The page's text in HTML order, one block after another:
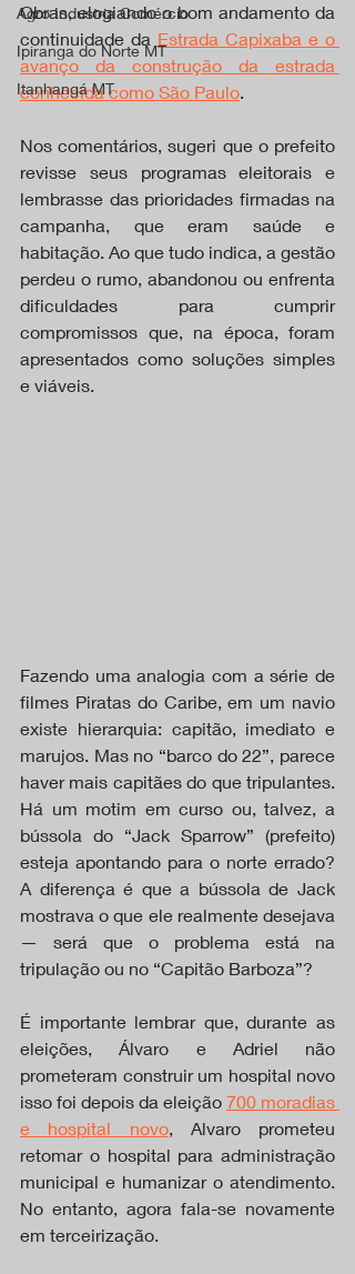
Agro Industria Comércio
Ipiranga do Norte MT
Itanhangá MT
Obras, elogiando o bom andamento da
continuidade da Estrada Capixaba e o
avanço da construção da estrada
conhecida como São Paulo.
Nos comentários, sugeri que o prefeito
revisse seus programas eleitorais e
lembrasse das prioridades firmadas na
campanha, que eram saúde e
habitação. Ao que tudo indica, a gestão
perdeu o rumo, abandonou ou enfrenta
dificuldades para cumprir
compromissos que, na época, foram
apresentados como soluções simples
e viáveis.
Fazendo uma analogia com a série de
filmes Piratas do Caribe, em um navio
existe hierarquia: capitão, imediato e
marujos. Mas no “barco do 22”, parece
haver mais capitães do que tripulantes.
Há um motim em curso ou, talvez, a
bússola do “Jack Sparrow” (prefeito)
esteja apontando para o norte errado?
A diferença é que a bússola de Jack
mostrava o que ele realmente desejava
— será que o problema está na
tripulação ou no “Capitão Barboza”?
É importante lembrar que, durante as
eleições, Álvaro e Adriel não
prometeram construir um hospital novo
isso foi depois da eleição 700 moradias
e hospital novo, Alvaro prometeu
retomar o hospital para administração
municipal e humanizar o atendimento.
No entanto, agora fala-se novamente
em terceirização.